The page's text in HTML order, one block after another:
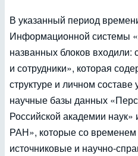
В указанный период
Информационной системы
названных блоков
и сотрудники», которая
структуре и личном
научные базы данных
Российской академии
РАН», которые со временем
источниковые и научно-